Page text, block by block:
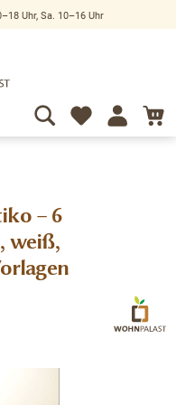
Uhr, Sa. 10–16 Uhr
– 6
weiß,